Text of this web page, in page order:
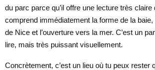
du parc parce qu’il offre une lecture très
comprend immédiatement la forme de la
de Nice et l’ouverture vers la mer. C’est un
lire, mais très puissant visuellement.
Concrètement, c’est un lieu où tu peux rester